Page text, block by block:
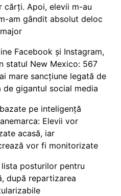
cărți. Apoi, elevii m-au
am gândit absolut deloc
Facebook și Instagram,
statul New Mexico: 567
mare sancțiune legată de
gigantul social media
pe inteligență
Elevii vor
acasă, iar
vor fi monitorizate
posturilor pentru
după repartizarea